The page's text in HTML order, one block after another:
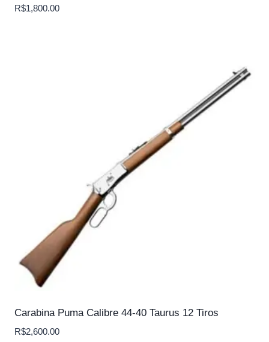
R$1,800.00
Carabina Puma Calibre 44-40 Taurus 12 Tiros
R$2,600.00